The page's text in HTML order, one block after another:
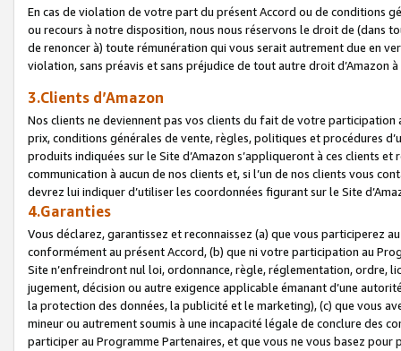
En cas de violation de votre part du présent Accord ou de conditions
ou recours à notre disposition, nous nous réservons le droit de (dans
de renoncer à) toute rémunération qui vous serait autrement due en
violation, sans préavis et sans préjudice de tout autre droit
3.Clients d’Amazon
Nos clients ne deviennent pas vos clients du fait de votre
prix, conditions générales de vente, règles, politiques et procédures
produits indiquées sur le Site d’Amazon s’appliqueront à ces clients
communication à aucun de nos clients et, si l’un de nos clients vous
devrez lui indiquer d’utiliser les coordonnées figurant sur le Site
4.Garanties
Vous déclarez, garantissez et reconnaissez (a) que vous participerez
conformément au présent Accord, (b) que ni votre participation au
Site n’enfreindront nul loi, ordonnance, règle, réglementation, ordre,
jugement, décision ou autre exigence applicable émanant d’une
la protection des données, la publicité et le marketing), (c) que vous
mineur ou autrement soumis à une incapacité légale de conclure des
participer au Programme Partenaires, et que vous ne vous basez